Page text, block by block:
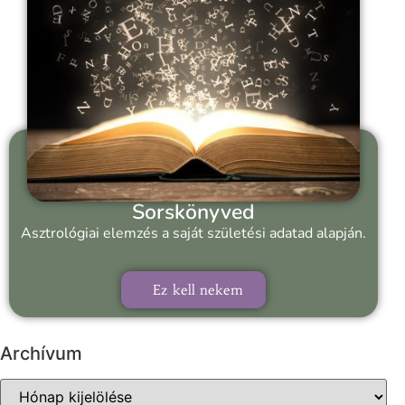
Sorskönyved
Asztrológiai elemzés a saját születési adatad alapján.
Ez kell nekem
Archívum